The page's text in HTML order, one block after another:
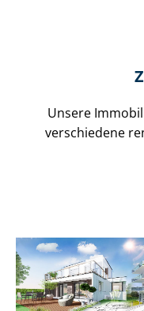
Unsere
verschiedene